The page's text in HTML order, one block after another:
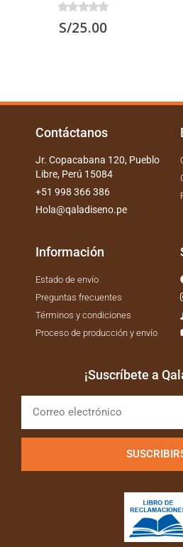
0out of 5
S/25.00
Contáctanos
Jr. Copacabana 120, Pueblo
Libre, Perú 15084
+51 998 366 386
Hola@qaladiseno.pe
Información
Estado de envío
Preguntas frecuentes
Términos y condiciones
Proceso de producción y envío
¡Suscríbete a